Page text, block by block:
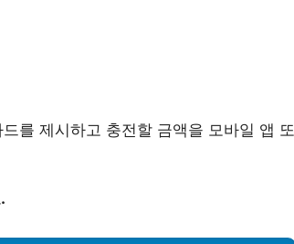
를 제시하고 충전할 금액을 모바일 앱 또